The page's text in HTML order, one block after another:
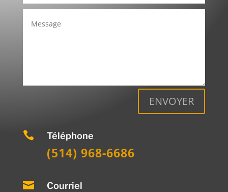
ENVOYER
 Téléphone
(514) 968-6686
 Courriel